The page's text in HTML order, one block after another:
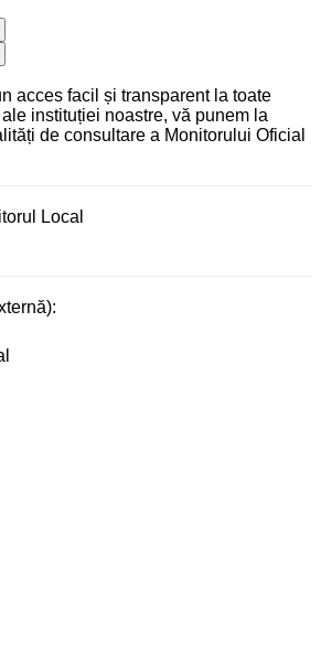
acces facil și transparent la toate
instituției noastre, vă punem la
de consultare a Monitorului Oficial
Local